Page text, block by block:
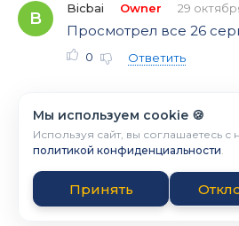
B
Bicbai Owner 29
Просмотрел все 26
0 Ответить
Мы используем cookie 🍪
Используя сайт, вы соглашаетесь с
политикой конфиденциальности.
Принять